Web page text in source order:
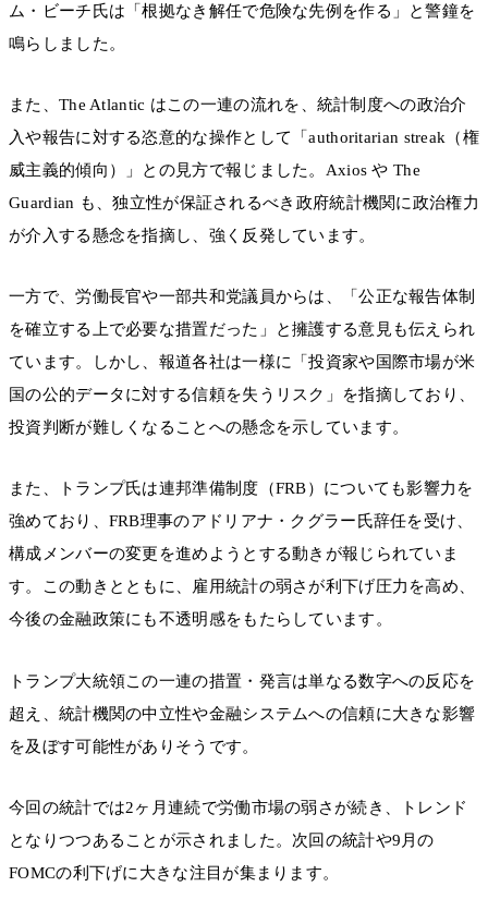
ム・ビーチ氏は「根拠なき解任で危険な先例を作る」と警鐘を
鳴らしました。
また、The Atlantic はこの一連の流れを、統計制度への政治介
入や報告に対する恣意的な操作として「authoritarian streak（権
威主義的傾向）」との見方で報じました。Axios や The
Guardian も、独立性が保証されるべき政府統計機関に政治権力
が介入する懸念を指摘し、強く反発しています。
一方で、労働長官や一部共和党議員からは、「公正な報告体制
を確立する上で必要な措置だった」と擁護する意見も伝えられ
ています。しかし、報道各社は一様に「投資家や国際市場が米
国の公的データに対する信頼を失うリスク」を指摘しており、
投資判断が難しくなることへの懸念を示しています。
また、トランプ氏は連邦準備制度（FRB）についても影響力を
強めており、FRB理事のアドリアナ・クグラー氏辞任を受け、
構成メンバーの変更を進めようとする動きが報じられていま
す。この動きとともに、雇用統計の弱さが利下げ圧力を高め、
今後の金融政策にも不透明感をもたらしています。
トランプ大統領この一連の措置・発言は単なる数字への反応を
超え、統計機関の中立性や金融システムへの信頼に大きな影響
を及ぼす可能性がありそうです。
今回の統計では2ヶ月連続で労働市場の弱さが続き、トレンド
となりつつあることが示されました。次回の統計や9月の
FOMCの利下げに大きな注目が集まります。